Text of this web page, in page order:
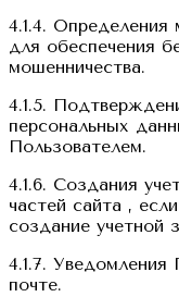
4.1.4.
для обеспечения
мошенничества.
4.1.5.
персональных
Пользователем.
4.1.6. Создания
частей сайта ,
создание учетной
4.1.7. Уведомления
почте.